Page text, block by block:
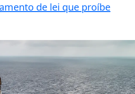
de lei que proíbe